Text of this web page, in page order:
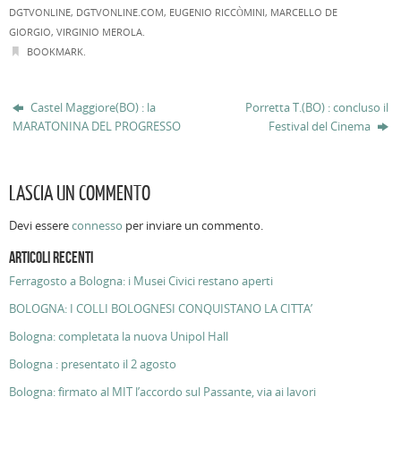
DGTVONLINE, DGTVONLINE.COM, EUGENIO RICCÒMINI, MARCELLO DE
GIORGIO, VIRGINIO MEROLA
BOOKMARK.
Castel Maggiore(BO) : la
MARATONINA DEL PROGRESSO
Porretta T.(BO) : concluso il
Festival del Cinema
LASCIA UN COMMENTO
Devi essereconnesso per inviare un commento.
ARTICOLI RECENTI
Ferragosto a Bologna: i Musei Civici restano aperti
BOLOGNA: I COLLI BOLOGNESI CONQUISTANO LA CITTA’
Bologna: completata la nuova Unipol Hall
Bologna : presentato il 2 agosto
Bologna: firmato al MIT l’accordo sul Passante, via ai lavori